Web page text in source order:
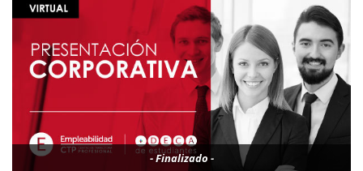
- Finalizado -